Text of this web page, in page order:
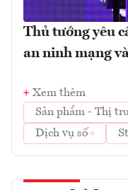
Thủ tướng yêu
an ninh mạng
Xem thêm
Sản phẩm - Thị
Dịch vụ số